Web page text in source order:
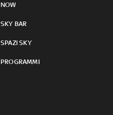
NOW
SKY BAR
SPAZI SKY
PROGRAMMI